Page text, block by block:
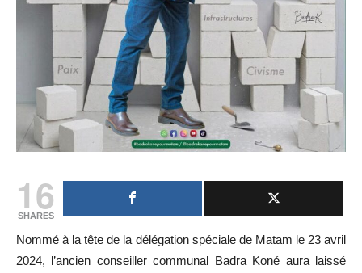
16
SHARES
Nommé à la tête de la délégation spéciale de Matam le 23 avril
2024, l’ancien conseiller communal Badra Koné aura laissé